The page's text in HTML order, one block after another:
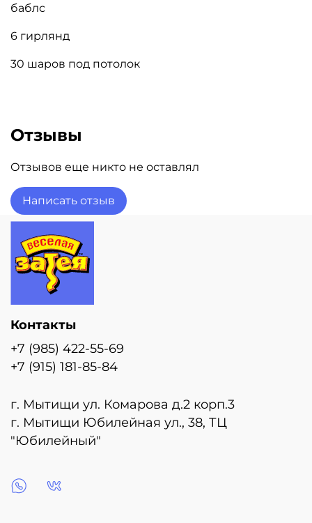
баблс
6 гирлянд
30 шаров под потолок
Отзывы
Отзывов еще никто не оставлял
Написать отзыв
Контакты
+7 (985) 422-55-69
+7 (915) 181-85-84
г. Мытищи ул. Комарова д.2 корп.3
г. Мытищи Юбилейная ул., 38, ТЦ
"Юбилейный"